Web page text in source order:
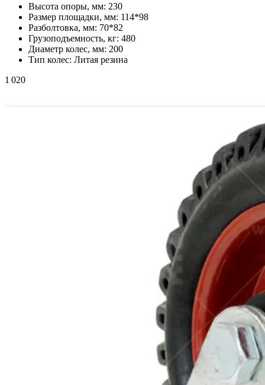
Высота опоры, мм: 230
Размер площадки, мм: 114*98
Разболтовка, мм: 70*82
Грузоподъемность, кг: 480
Диаметр колес, мм: 200
Тип колес: Литая резина
1 020